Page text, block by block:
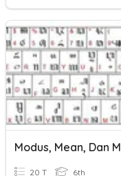
20 T 6th